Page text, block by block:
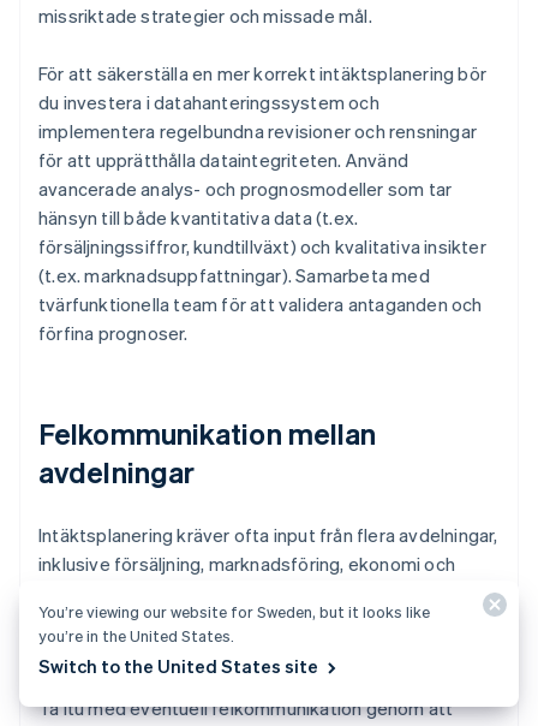
missriktade strategier och missade mål.
För att säkerställa en mer korrekt intäktsplanering bör
du investera i datahanteringssystem och
implementera regelbundna revisioner och rensningar
för att upprätthålla dataintegriteten. Använd
avancerade analys- och prognosmodeller som tar
hänsyn till både kvantitativa data (t.ex.
försäljningssiffror, kundtillväxt) och kvalitativa insikter
(t.ex. marknadsuppfattningar). Samarbeta med
tvärfunktionella team för att validera antaganden och
förfina prognoser.
Felkommunikation mellan
avdelningar
Intäktsplanering kräver ofta input från flera avdelningar,
inklusive försäljning, marknadsföring, ekonomi och
leda till motstridiga prioriteringar, ineffektiv
resursallokering och missade intäktsmöjligheter.
Ta itu med eventuell felkommunikation genom att
You’re viewing our website for Sweden, but it looks like
you’re in the United States.
Switch to the United States site